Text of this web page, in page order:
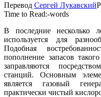
Перевод Сергей Лукавский
Time to Read:-words
В последние несколько
используется для
Подобная
пополнение запасов
заправляются
станций. Основным
является газовый
практически чистый